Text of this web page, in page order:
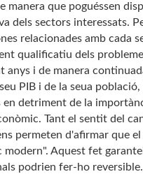
que poguéssen
dels sectors interessats.
relacionades amb cada
qualificatiu dels
i de manera
PIB i de la seua
detriment de la
Tant el sentit del
permeten d'afirmar que el
Aquest fet
podrien fer-ho reversible.